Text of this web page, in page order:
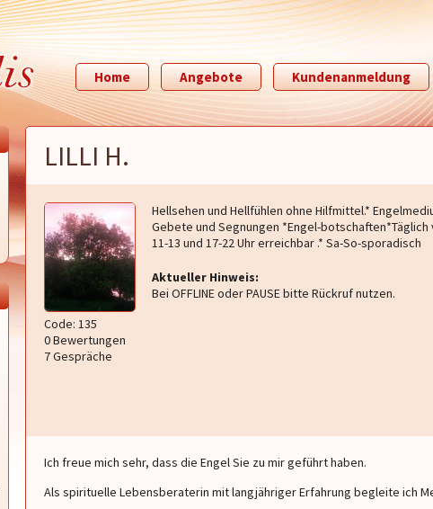
Home Angebote Kundenanmeldung
LILLI H.
Code: 135
0 Bewertungen
7 Gespräche
Hellsehen und Hellfühlen ohne Hilfmittel.*
Gebete und Segnungen *Engel-botschaften*Täglich
11-13 und 17-22 Uhr erreichbar .* Sa-So-sporadisch
Aktueller Hinweis:
Bei OFFLINE oder PAUSE bitte Rückruf nutzen.
Ich freue mich sehr, dass die Engel Sie zu mir geführt haben.
Als spirituelle Lebensberaterin mit langjähriger Erfahrung begleite ich